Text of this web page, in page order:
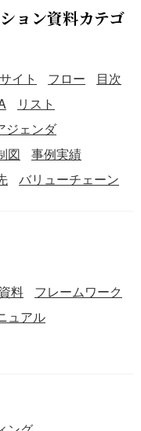
ョン資料カテゴ
イト フロー
目次
リスト
ジェンダ
図
事例実績
バリューチェーン
料
フレームワーク
ュアル